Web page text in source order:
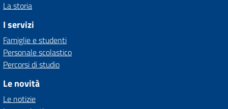
La storia
I servizi
Famiglie e studenti
Personale scolastico
Percorsi di studio
Le novità
Le notizie